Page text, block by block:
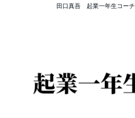
田口真吾 起業一年生コーチ